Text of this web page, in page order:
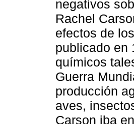
negativos
Rachel
efectos de
publicado en
químicos
Guerra
producción
aves,
Carson iba